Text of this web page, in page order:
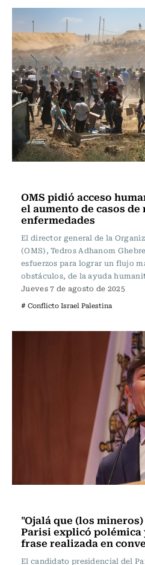
OMS pidió acceso
el aumento de casos
enfermedades
El director general de la
(OMS), Tedros Adhanom
esfuerzos para lograr un flujo
obstáculos, de la ayuda
Jueves 7 de agosto de 2025
# Conflicto Israel Palestina
"Ojalá que (los
Parisi explicó
frase realizada en
El candidato presidencial del